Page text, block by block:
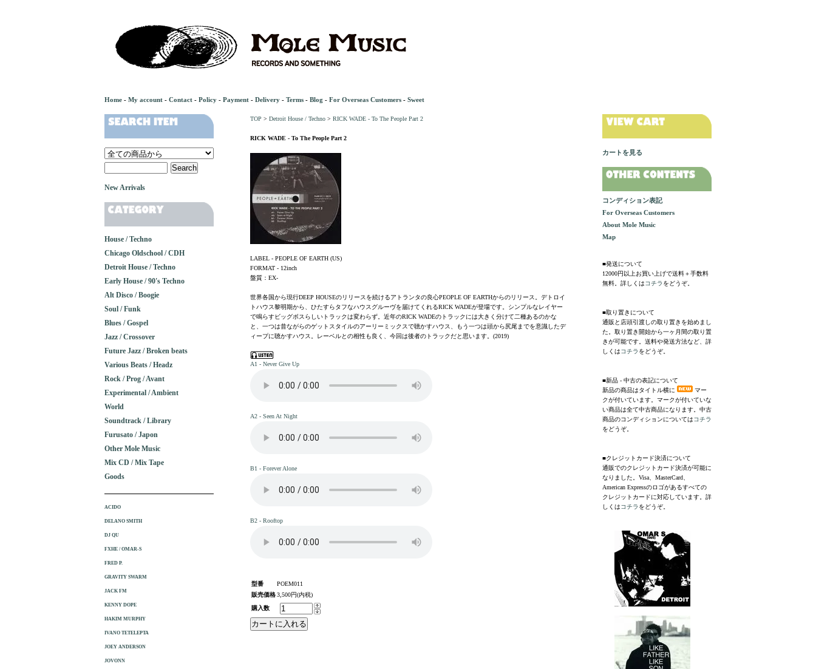
Home - My account - Contact - Policy - Payment - Delivery - Terms - Blog - For Overseas Customers - Sweet
TOP > Detroit House / Techno > RICK WADE - To The People Part 2
RICK WADE - To The People Part 2
LABEL - PEOPLE OF EARTH (US)
FORMAT - 12inch
盤質：EX-
世界各国から現行DEEP HOUSEのリリースを続けるアトランタの良心PEOPLE OF EARTHからのリリース。デトロイ
トハウス黎明期から、ひたすらタフなハウスグルーヴを届けてくれるRICK WADEが登場です。シンプルなレイヤー
で鳴らすビッグボスらしいトラックは変わらず。近年のRICK WADEのトラックには大きく分けて二種あるのかな
と、一つは昔ながらのゲットスタイルのアーリーミックスで聴かすハウス、もう一つは頭から尻尾までを意識したデ
ィープに聴かすハウス。レーベルとの相性も良く、今回は後者のトラックだと思います。(2019)
A1 - Never Give Up
A2 - Seen At Night
B1 - Forever Alone
B2 - Rooftop
型番
POEM011
販売価格3,500円(内税)
購入数
New Arrivals
House / Techno
Chicago Oldschool / CDH
Detroit House / Techno
Early House / 90's Techno
Alt Disco / Boogie
Soul / Funk
Blues / Gospel
Jazz / Crossover
Future Jazz / Broken beats
Various Beats / Headz
Rock / Prog / Avant
Experimental / Ambient
World
Soundtrack / Library
Furusato / Japon
Other Mole Music
Mix CD / Mix Tape
Goods
ACIDO
DELANO SMITH
DJ QU
FXHE / OMAR-S
FRED P.
GRAVITY SWARM
JACK FM
KENNY DOPE
HAKIM MURPHY
IVANO TETELEPTA
JOEY ANDERSON
JOVONN
カートを見る
コンディション表記
For Overseas Customers
About Mole Music
Map
■発送について
12000円以上お買い上げで送料＋手数料
無料。詳しくはコチラをどうぞ。
■取り置きについて
通販と店頭引渡しの取り置きを始めまし
た。取り置き開始から一ヶ月間の取り置
きが可能です。送料や発送方法など、詳
しくはコチラをどうぞ。
■新品 - 中古の表記について
新品の商品はタイトル横に
マー
クが付いています。マークが付いていな
い商品は全て中古商品になります。中古
商品のコンディションについてはコチラ
をどうぞ。
■クレジットカード決済について
通販でのクレジットカード決済が可能に
なりました。Visa、MasterCard、
American Expressのロゴがあるすべての
クレジットカードに対応しています。詳
しくはコチラをどうぞ。